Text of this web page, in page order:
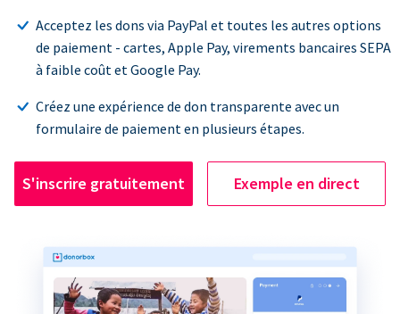
Acceptez les dons via PayPal et toutes les autres options
de paiement - cartes, Apple Pay, virements bancaires SEPA
à faible coût et Google Pay.
Créez une expérience de don transparente avec un
formulaire de paiement en plusieurs étapes.
S'inscrire gratuitement Exemple en direct